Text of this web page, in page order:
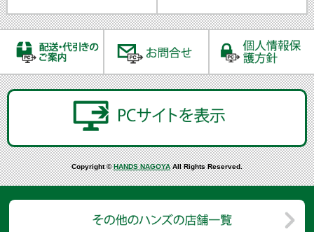
Copyright ©HANDS NAGOYAAll Rights Reserved.